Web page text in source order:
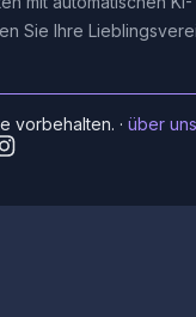
Sie Ihre
vorbehalten. ·über